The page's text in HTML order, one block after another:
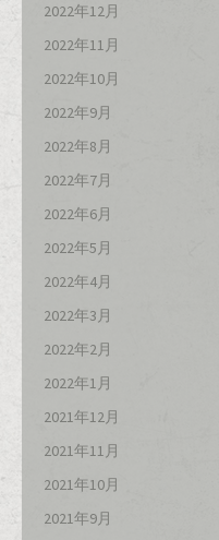
2022年12月
2022年11月
2022年10月
2022年9月
2022年8月
2022年7月
2022年6月
2022年5月
2022年4月
2022年3月
2022年2月
2022年1月
2021年12月
2021年11月
2021年10月
2021年9月